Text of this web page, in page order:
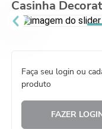
Casinha
Faça seu login ou
produto
FAZER